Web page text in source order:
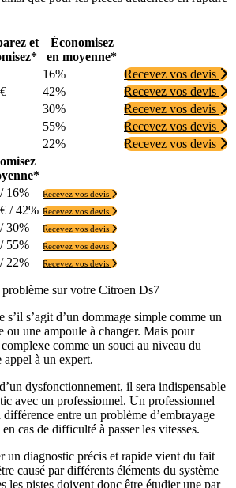
et
Économisez
en moyenne*
16%
Recevez vos devis
42%
Recevez vos devis
30%
Recevez vos devis
55%
Recevez vos devis
22%
Recevez vos devis
16% Recevez vos devis
/ 42% Recevez vos devis
30% Recevez vos devis
55% Recevez vos devis
22% Recevez vos devis
sur votre Citroen Ds7
s’il s’agit d’un dommage simple comme un
ou une ampoule à changer. Mais pour
comme un souci au niveau du
à un expert.
dysfonctionnement, il sera indispensable
avec un professionnel. Un professionnel
entre un problème d’embrayage
cas de difficulté à passer les vitesses.
un diagnostic précis et rapide vient du fait
causé par différents éléments du système
les pistes doivent donc être étudier une par